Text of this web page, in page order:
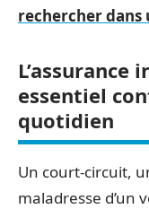
rechercher dans
L’assurance
essentiel
quotidien
Un court-circuit,
maladresse d’un